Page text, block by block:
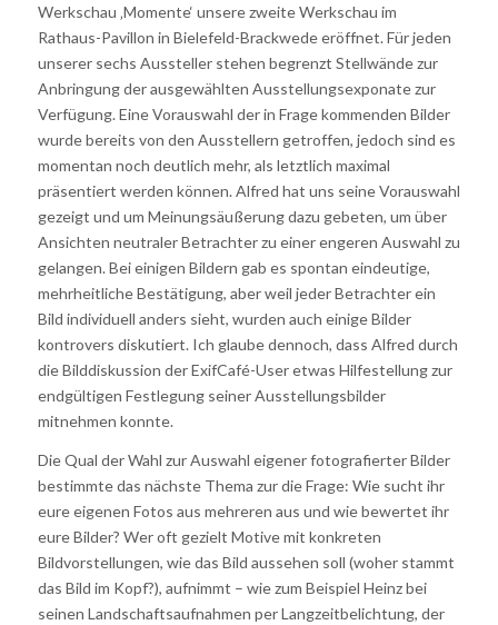
Werkschau ‚Momente‘ unsere zweite Werkschau im
Rathaus-Pavillon in Bielefeld-Brackwede eröffnet. Für jeden
unserer sechs Aussteller stehen begrenzt Stellwände zur
Anbringung der ausgewählten Ausstellungsexponate zur
Verfügung. Eine Vorauswahl der in Frage kommenden Bilder
wurde bereits von den Ausstellern getroffen, jedoch sind es
momentan noch deutlich mehr, als letztlich maximal
präsentiert werden können. Alfred hat uns seine Vorauswahl
gezeigt und um Meinungsäußerung dazu gebeten, um über
Ansichten neutraler Betrachter zu einer engeren Auswahl zu
gelangen. Bei einigen Bildern gab es spontan eindeutige,
mehrheitliche Bestätigung, aber weil jeder Betrachter ein
Bild individuell anders sieht, wurden auch einige Bilder
kontrovers diskutiert. Ich glaube dennoch, dass Alfred durch
die Bilddiskussion der ExifCafé-User etwas Hilfestellung zur
endgültigen Festlegung seiner Ausstellungsbilder
mitnehmen konnte.
Die Qual der Wahl zur Auswahl eigener fotografierter Bilder
bestimmte das nächste Thema zur die Frage: Wie sucht ihr
eure eigenen Fotos aus mehreren aus und wie bewertet ihr
eure Bilder? Wer oft gezielt Motive mit konkreten
Bildvorstellungen, wie das Bild aussehen soll (woher stammt
das Bild im Kopf?), aufnimmt – wie zum Beispiel Heinz bei
seinen Landschaftsaufnahmen per Langzeitbelichtung, der